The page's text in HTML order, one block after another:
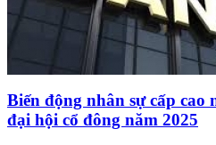
Biến động nhân sự cấp cao
đại hội cổ đông năm 2025